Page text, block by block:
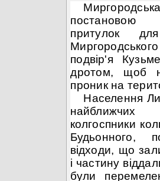
постановою
притулок
подвір'я
дротом, щоб
проник на
Населення
колгоспники
Будьонного,
відходи, що
і частину
були